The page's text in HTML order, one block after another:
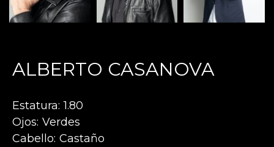
ALBERTO CASANOVA
Estatura 1.80
Ojos Verdes
Cabello Castaño